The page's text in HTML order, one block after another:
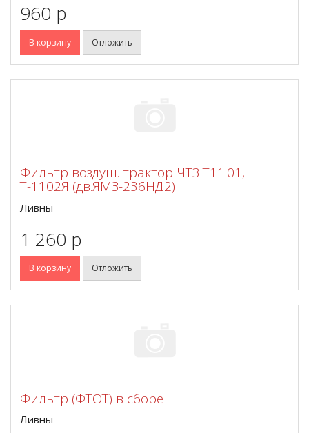
960 p
В корзину Отложить
Фильтр воздуш. трактор ЧТЗ Т11.01,
Т-1102Я (дв.ЯМЗ-236НД2)
Ливны
1 260 p
В корзину Отложить
Фильтр (ФТОТ) в сборе
Ливны